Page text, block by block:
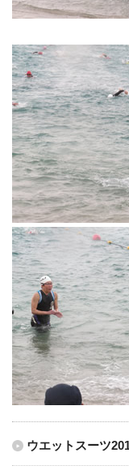
ウエットスーツ